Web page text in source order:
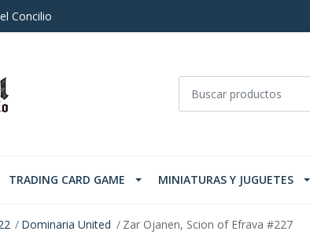
Concilio
TRADING CARD GAME MINIATURAS Y JUGUETES
Dominaria United Zar Ojanen, Scion of Efrava #227